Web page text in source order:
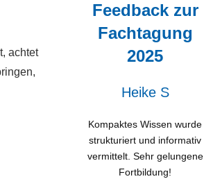
achtet
Feedback zur
Fachtagung
2025
Heike S
Kompaktes Wissen wurde
strukturiert und informativ
vermittelt. Sehr gelungene
Fortbildung!